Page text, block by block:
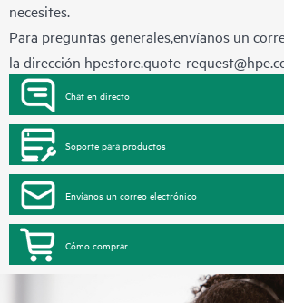
necesites.
Para preguntas generales,envíanos un
la dirección hpestore.quote-
Chat en directo
Soporte para productos
Envíanos un correo electrónico
Cómo comprar